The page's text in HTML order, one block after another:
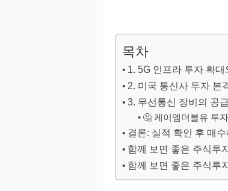
목차
1. 5G 인프라 투자 확
2. 미국 통신사 투자 본
3. 무선통신 장비의 공
🤔 케이엠더블유 투
결론: 실적 확인 후 매
함께 보면 좋은 주식투
함께 보면 좋은 주식투